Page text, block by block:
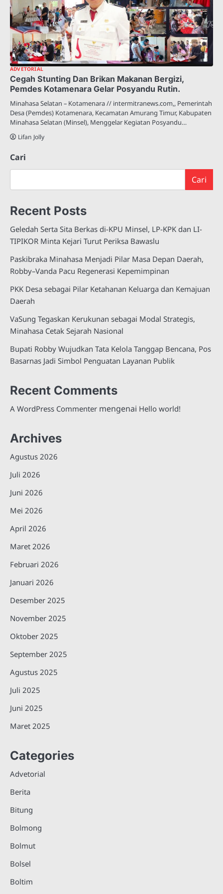
ADVETORIAL
Cegah Stunting Dan Brikan Makanan Bergizi,
Pemdes Kotamenara Gelar Posyandu Rutin.
Minahasa Selatan – Kotamenara // intermitranews.com,, Pemerintah
Desa (Pemdes) Kotamenara, Kecamatan Amurang Timur, Kabupaten
Minahasa Selatan (Minsel), Menggelar Kegiatan Posyandu…
Lifan Jolly
Cari
Cari
Recent Posts
Geledah Serta Sita Berkas di-KPU Minsel, LP-KPK dan LI-
TIPIKOR Minta Kejari Turut Periksa Bawaslu
Paskibraka Minahasa Menjadi Pilar Masa Depan Daerah,
Robby–Vanda Pacu Regenerasi Kepemimpinan
PKK Desa sebagai Pilar Ketahanan Keluarga dan Kemajuan
Daerah
VaSung Tegaskan Kerukunan sebagai Modal Strategis,
Minahasa Cetak Sejarah Nasional
Bupati Robby Wujudkan Tata Kelola Tanggap Bencana, Pos
Basarnas Jadi Simbol Penguatan Layanan Publik
Recent Comments
A WordPress Commenter mengenai Hello world!
Archives
Agustus 2026
Juli 2026
Juni 2026
Mei 2026
April 2026
Maret 2026
Februari 2026
Januari 2026
Desember 2025
November 2025
Oktober 2025
September 2025
Agustus 2025
Juli 2025
Juni 2025
Maret 2025
Categories
Advetorial
Berita
Bitung
Bolmong
Bolmut
Bolsel
Boltim